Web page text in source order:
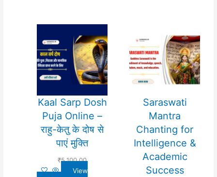
Kaal Sarp Dosh
Puja Online –
राहु-केतु के दोष से
पाएं मुक्ति
₹5,100.00
View
Saraswati
Mantra
Chanting for
Intelligence &
Academic
Success